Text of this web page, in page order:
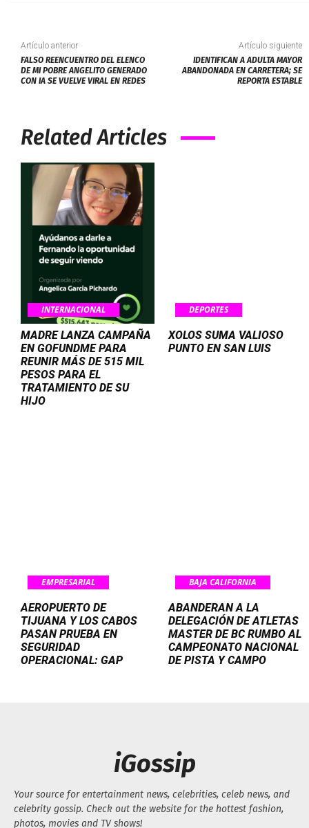
Artículo anterior
FALSO REENCUENTRO DEL ELENCO
DE MI POBRE ANGELITO GENERADO
CON IA SE VUELVE VIRAL EN REDES
Artículo siguiente
IDENTIFICAN A ADULTA MAYOR
ABANDONADA EN CARRETERA; SE
REPORTA ESTABLE
Related Articles
INTERNACIONAL
MADRE LANZA CAMPAÑA
EN GOFUNDME PARA
REUNIR MÁS DE 515 MIL
PESOS PARA EL
TRATAMIENTO DE SU
HIJO
DEPORTES
XOLOS SUMA VALIOSO
PUNTO EN SAN LUIS
EMPRESARIAL
AEROPUERTO DE
TIJUANA Y LOS CABOS
PASAN PRUEBA EN
SEGURIDAD
OPERACIONAL: GAP
BAJA CALIFORNIA
ABANDERAN A LA
DELEGACIÓN DE ATLETAS
MASTER DE BC RUMBO AL
CAMPEONATO NACIONAL
DE PISTA Y CAMPO
iGossip
Your source for entertainment news, celebrities, celeb news, and
celebrity gossip. Check out the website for the hottest fashion,
photos, movies and TV shows!